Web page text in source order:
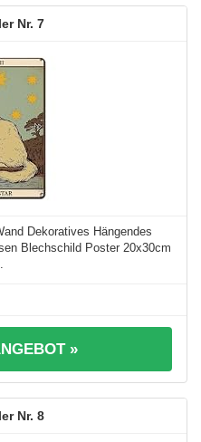
7
Dekoratives Hängendes
Blechschild Poster 20x30cm
»
8